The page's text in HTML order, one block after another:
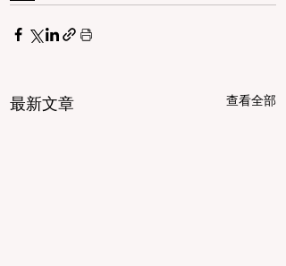
最新文章 查看全部